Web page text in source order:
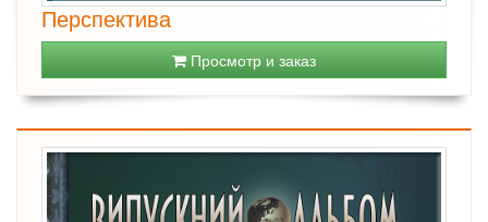
Перспектива
Просмотр и заказ